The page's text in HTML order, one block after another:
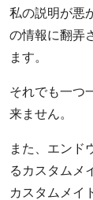
私の説明が悪
の情報に翻弄
ます。
それでも一つ
来ません。
また、エンド
るカスタムメ
カスタムメイ